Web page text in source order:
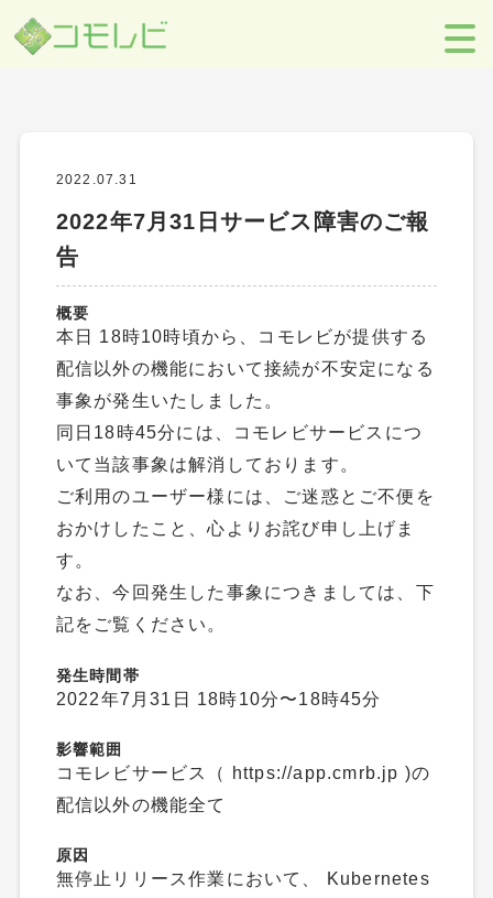
【コモレビ】SES事業者のための営業支援ツール
障害情
報>2022年7月31日サービス障害のご報告
2022.07.31
2022年7月31日サービス障害のご報
告
概要
本日 18時10時頃から、コモレビが提供する
配信以外の機能において接続が不安定になる
事象が発生いたしました。
同日18時45分には、コモレビサービスにつ
いて当該事象は解消しております。
ご利用のユーザー様には、ご迷惑とご不便を
おかけしたこと、心よりお詫び申し上げま
す。
なお、今回発生した事象につきましては、下
記をご覧ください。
発生時間帯
2022年7月31日 18時10分〜18時45分
影響範囲
コモレビサービス（ https://app.cmrb.jp )の
配信以外の機能全て
原因
無停止リリース作業において、 Kubernetes